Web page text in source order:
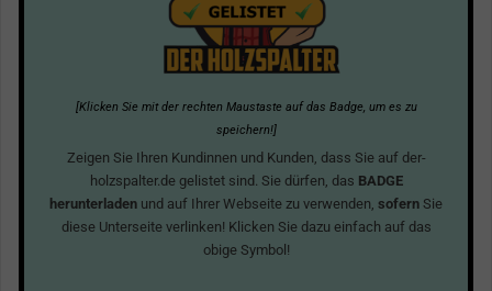
[Klicken Sie mit der rechten Maustaste auf das Badge, um es zu
speichern!]
Zeigen Sie Ihren Kundinnen und Kunden, dass Sie auf der-
holzspalter.de gelistet sind. Sie dürfen, das BADGE
herunterladen und auf Ihrer Webseite zu verwenden, sofern Sie
diese Unterseite verlinken! Klicken Sie dazu einfach auf das
obige Symbol!